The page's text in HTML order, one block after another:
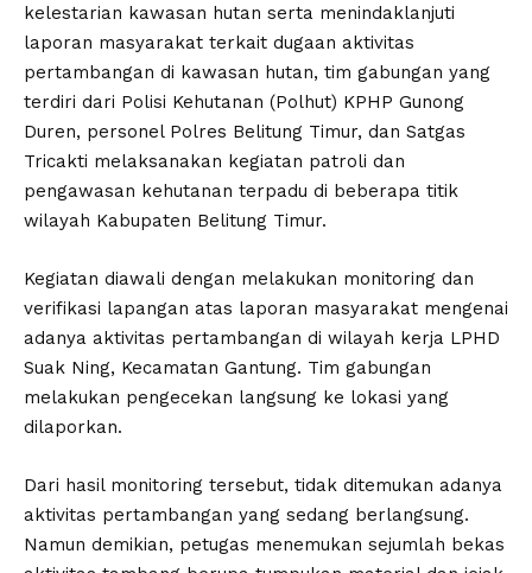
kelestarian kawasan hutan serta menindaklanjuti
laporan masyarakat terkait dugaan aktivitas
pertambangan di kawasan hutan, tim gabungan yang
terdiri dari Polisi Kehutanan (Polhut) KPHP Gunong
Duren, personel Polres Belitung Timur, dan Satgas
Tricakti melaksanakan kegiatan patroli dan
pengawasan kehutanan terpadu di beberapa titik
wilayah Kabupaten Belitung Timur.
Kegiatan diawali dengan melakukan monitoring dan
verifikasi lapangan atas laporan masyarakat mengenai
adanya aktivitas pertambangan di wilayah kerja LPHD
Suak Ning, Kecamatan Gantung. Tim gabungan
melakukan pengecekan langsung ke lokasi yang
dilaporkan.
Dari hasil monitoring tersebut, tidak ditemukan adanya
aktivitas pertambangan yang sedang berlangsung.
Namun demikian, petugas menemukan sejumlah bekas